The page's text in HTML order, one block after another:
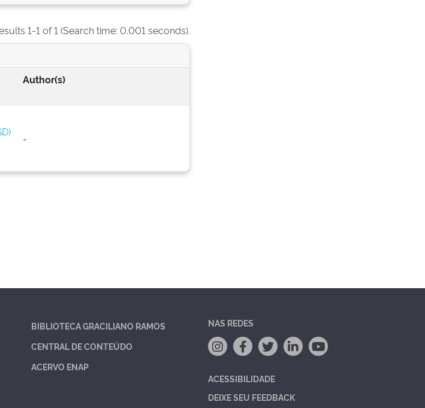
1-1 of 1 (Search time: 0.001 seconds).
Author(s)
-
BIBLIOTECA GRACILIANO RAMOS
CENTRAL DE CONTEÚDO
ACERVO ENAP
NAS REDES
ACESSIBILIDADE
DEIXE SEU FEEDBACK